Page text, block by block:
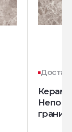
гранит)